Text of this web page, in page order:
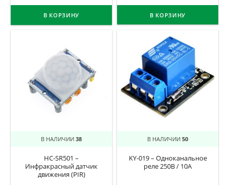
В КОРЗИНУ В КОРЗИНУ
В НАЛИЧИИ 38
HC-SR501 –
Инфракрасный датчик
движения (PIR)
В НАЛИЧИИ 50
KY-019 – Одноканальное
реле 250В / 10А